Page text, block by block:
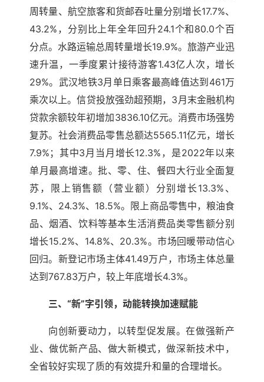
周转量、航空旅客和货邮吞吐量分别增长17.7%、
43.2%，分别比上年全年回升24.1个和80.0个百
分点。水路运输总周转量增长19.9%。旅游产业迅
速升温，一季度累计接待游客1.43亿人次，增长
29%。武汉地铁3月单日乘客最高峰值达到461万
乘次以上。信贷投放强劲超预期，3月末金融机构
贷款余额较年初增加3836.10亿元。消费市场强势
复苏。社会消费品零售总额达5565.11亿元，增长
7.9%；其中3月当月增长12.3%，是2022年以来
单月最高增速。批、零、住、餐四大行业全面复
苏，限上销售额（营业额）分别增长13.3%、
9.1%、24.3%、18.5%。限上商品零售中，粮油食
品、烟酒、饮料等基本生活消费品类零售额分别
增长15.2%、14.8%、20.3%。市场回暖带动信心
回归。新登记市场主体41.49万户，市场主体总量
达到767.83万户，较上年底增长4.3%。
三、“新”字引领，动能转换加速赋能
向创新要动力，以转型促发展。在做强新产
业、做优新产品、做大新模式，做深新技术中，
全省较好实现了质的有效提升和量的合理增长。